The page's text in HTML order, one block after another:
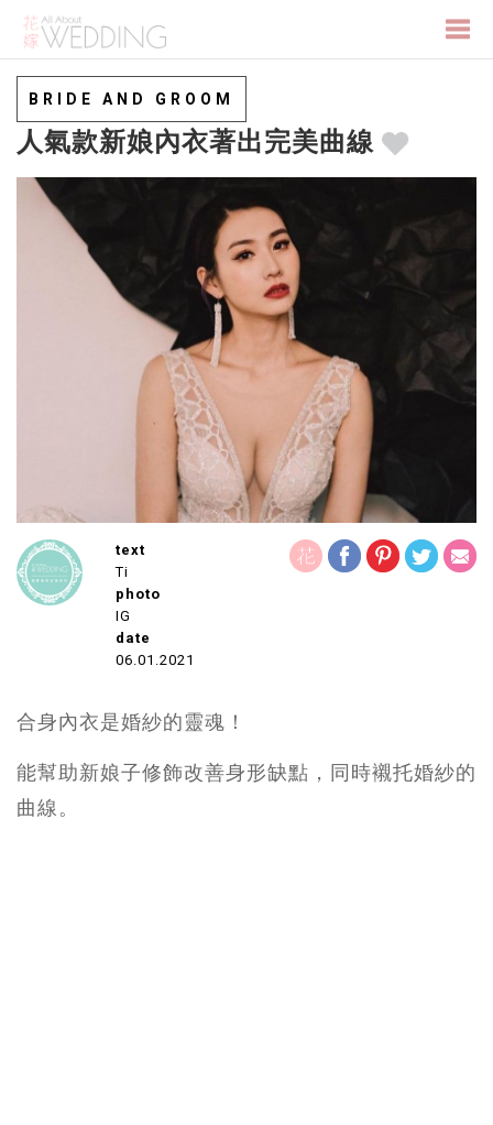
BRIDE AND GROOM
人氣款新娘內衣著出完美曲線
text
Ti
photo
IG
date
06.01.2021
合身內衣是婚紗的靈魂！
能幫助新娘子修飾改善身形缺點，同時襯托婚紗的
曲線。